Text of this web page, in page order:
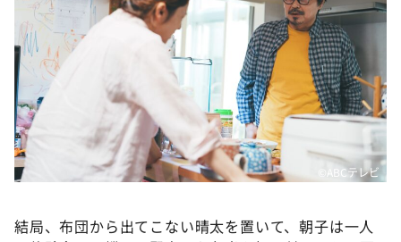
©️ABCテレビ
結局、布団から出てこない晴太を置いて、朝子は一人